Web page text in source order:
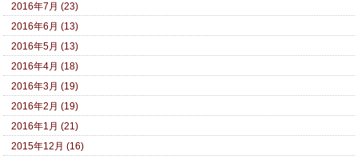
2016年7月 (23)
2016年6月 (13)
2016年5月 (13)
2016年4月 (18)
2016年3月 (19)
2016年2月 (19)
2016年1月 (21)
2015年12月 (16)